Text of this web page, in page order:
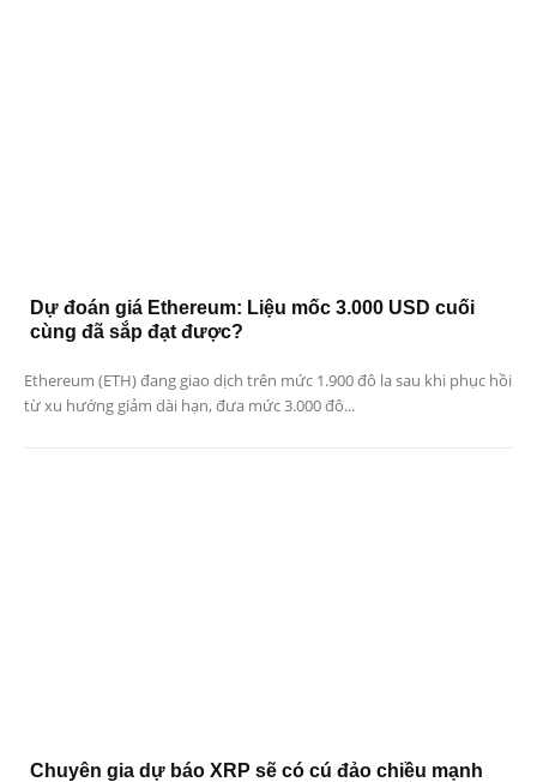
Dự đoán giá Ethereum: Liệu mốc 3.000 USD cuối
cùng đã sắp đạt được?
Ethereum (ETH) đang giao dịch trên mức 1.900 đô la sau khi phục hồi
từ xu hướng giảm dài hạn, đưa mức 3.000 đô...
Chuyên gia dự báo XRP sẽ có cú đảo chiều mạnh